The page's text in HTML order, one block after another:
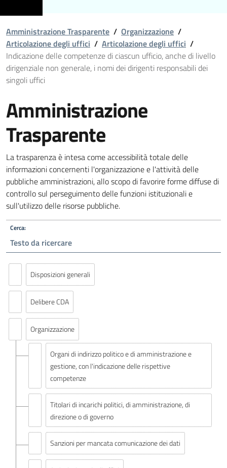
Amministrazione Trasparente / Organizzazione /
Articolazione degli uffici / Articolazione degli uffici /
Indicazione delle competenze di ciascun ufficio, anche di livello
dirigenziale non generale, i nomi dei dirigenti responsabili dei
singoli uffici
Amministrazione
Trasparente
La trasparenza è intesa come accessibilità totale delle
informazioni concernenti l'organizzazione e l'attività delle
pubbliche amministrazioni, allo scopo di favorire forme diffuse di
controllo sul perseguimento delle funzioni istituzionali e
sull'utilizzo delle risorse pubbliche.
Cerca:
Disposizioni generali
Delibere CDA
Organizzazione
Organi di indirizzo politico e di amministrazione e
gestione, con l'indicazione delle rispettive
competenze
Titolari di incarichi politici, di amministrazione, di
direzione o di governo
Sanzioni per mancata comunicazione dei dati